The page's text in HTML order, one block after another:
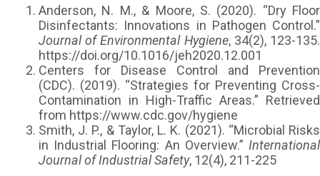
Anderson, N. M., & Moore, S. (2020). “Dry Floor
Disinfectants: Innovations in Pathogen Control.”
Journal of Environmental Hygiene, 34(2), 123-135.
https://doi.org/10.1016/jeh2020.12.001
Centers for Disease Control and Prevention
(CDC). (2019). “Strategies for Preventing Cross-
Contamination in High-Traffic Areas.” Retrieved
from https://www.cdc.gov/hygiene
Smith, J. P., & Taylor, L. K. (2021). “Microbial Risks
in Industrial Flooring: An Overview.” International
Journal of Industrial Safety, 12(4), 211-225